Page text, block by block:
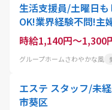
生活支援員/土曜日
OK!業界経験不問!主
もオススメ/積極採用
時給1,140円～1,300
グループホームさわやかな風
エステ スタッフ/未
市葵区